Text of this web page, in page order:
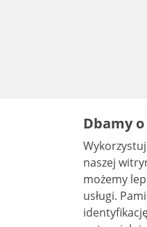
Dbamy
naszej
możemy
usługi. Pamiętaj, że informacje przechowywane w plikach cookie mogą pozwalać na